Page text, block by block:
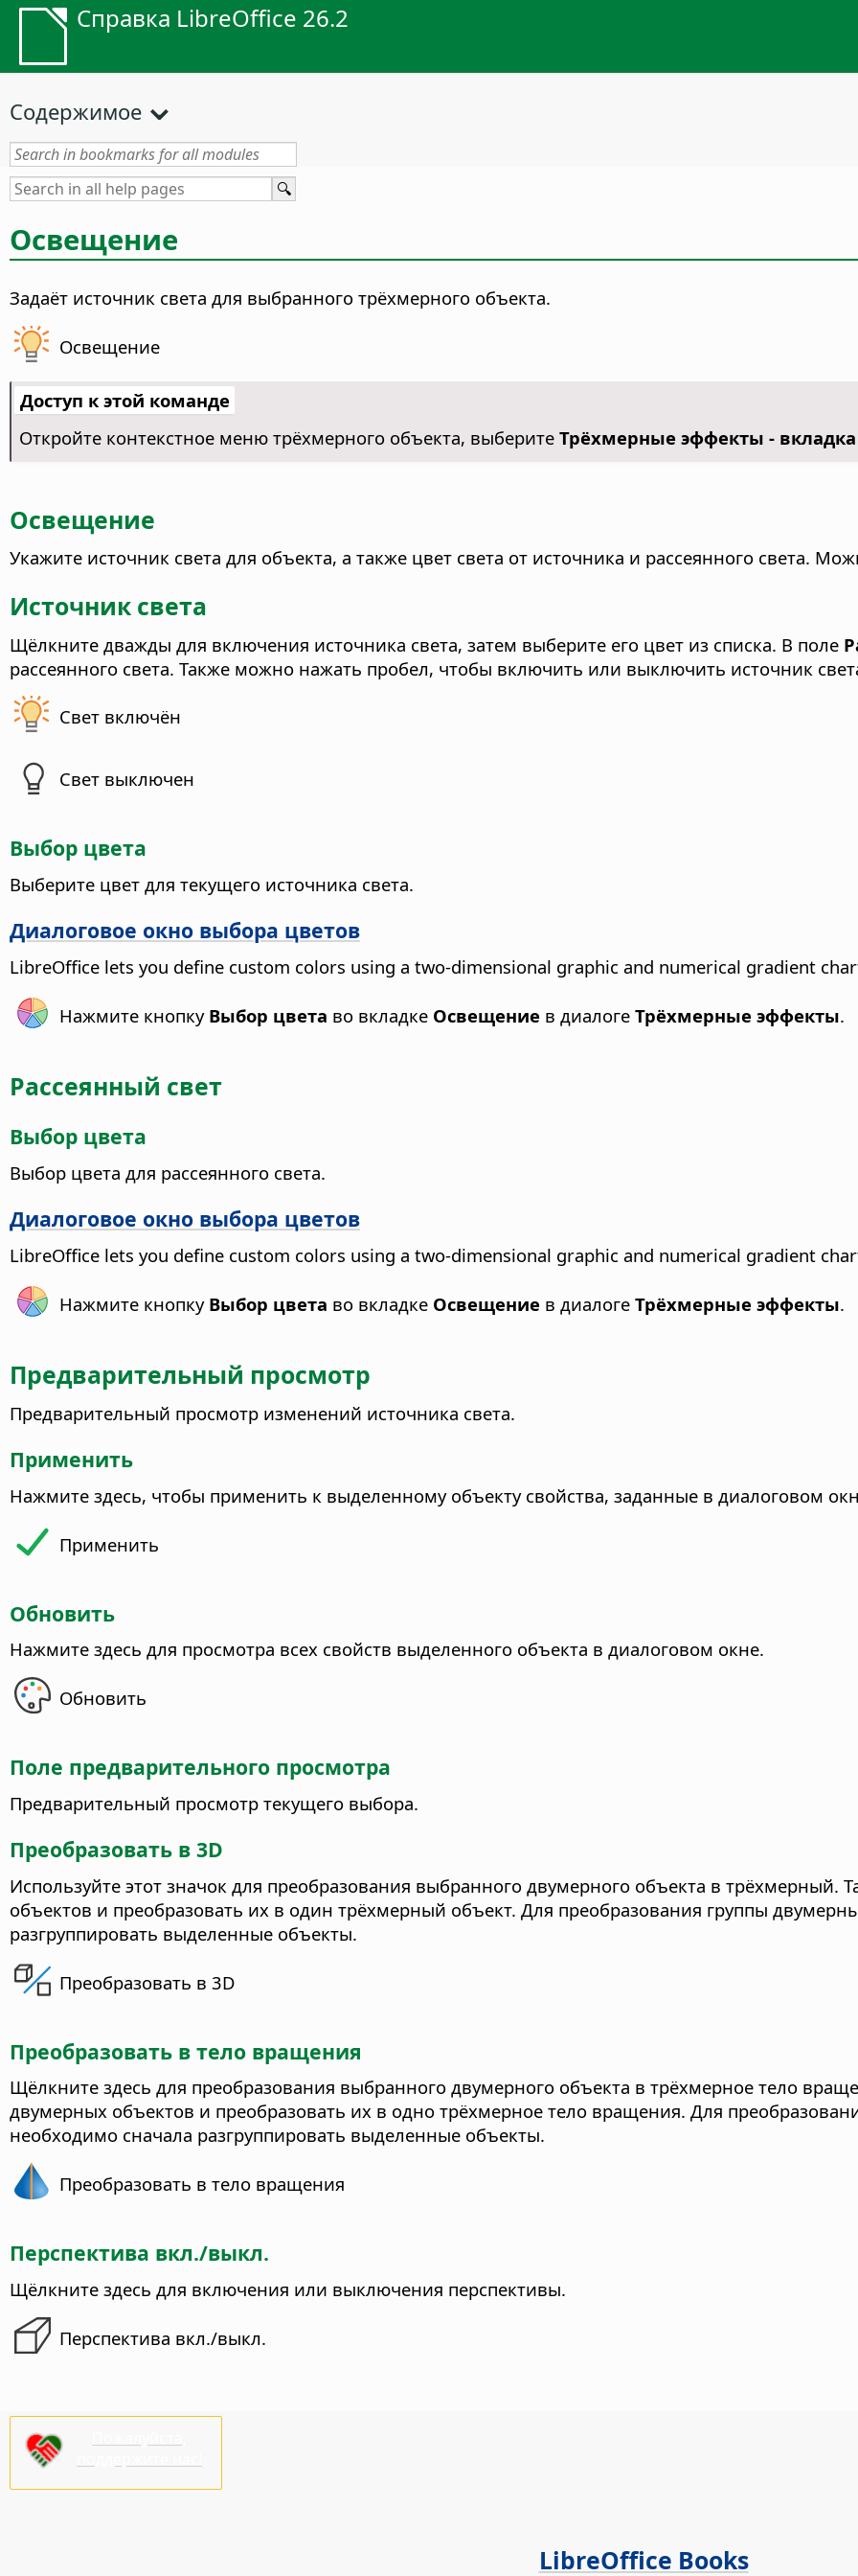
Справка LibreOffice 26.2
Содержимое
Освещение
Задаёт источник света для выбранного трёхмерного объекта.
Освещение
Доступ к этой команде
Откройте контекстное меню трёхмерного объекта, выберите Трёхмерные эффекты -
Освещение
Укажите источник света для объекта, а также цвет света от источника и рассеянного света.
Источник света
Щёлкните дважды для включения источника света, затем выберите его цвет из списка. В поле
рассеянного света. Также можно нажать пробел, чтобы включить или выключить источник
Свет включён
Свет выключен
Выбор цвета
Выберите цвет для текущего источника света.
Диалоговое окно выбора цветов
LibreOffice lets you define custom colors using a two-dimensional graphic and numerical gradient
Нажмите кнопку Выбор цвета во вкладке Освещение в диалогеТрёхмерные эффекты.
Рассеянный свет
Выбор цвета
Выбор цвета для рассеянного света.
Диалоговое окно выбора цветов
LibreOffice lets you define custom colors using a two-dimensional graphic and numerical gradient
Нажмите кнопку Выбор цвета во вкладке Освещение в диалогеТрёхмерные эффекты.
Предварительный просмотр
Предварительный просмотр изменений источника света.
Применить
Нажмите здесь, чтобы применить к выделенному объекту свойства, заданные в диалоговом
Применить
Обновить
Нажмите здесь для просмотра всех свойств выделенного объекта в диалоговом окне.
Обновить
Поле предварительного просмотра
Предварительный просмотр текущего выбора.
Преобразовать в 3D
Используйте этот значок для преобразования выбранного двумерного объекта в трёхмерный.
объектов и преобразовать их в один трёхмерный объект. Для преобразования группы
разгруппировать выделенные объекты.
Преобразовать в 3D
Преобразовать в тело вращения
Щёлкните здесь для преобразования выбранного двумерного объекта в трёхмерное тело
двумерных объектов и преобразовать их в одно трёхмерное тело вращения. Для
необходимо сначала разгруппировать выделенные объекты.
Преобразовать в тело вращения
Перспектива вкл./выкл.
Щёлкните здесь для включения или выключения перспективы.
Перспектива вкл./выкл.
LibreOffice Books